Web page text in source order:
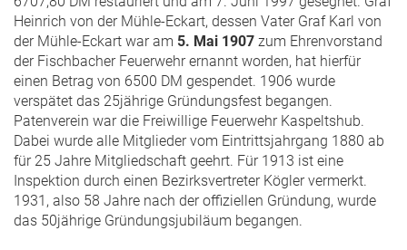
Heinrich von der Mühle-Eckart, dessen Vater Graf Karl von
der Mühle-Eckart war am 5. Mai 1907 zum Ehrenvorstand
der Fischbacher Feuerwehr ernannt worden, hat hierfür
einen Betrag von 6500 DM gespendet. 1906 wurde
verspätet das 25jährige Gründungsfest begangen.
Patenverein war die Freiwillige Feuerwehr Kaspeltshub.
Dabei wurde alle Mitglieder vom Eintrittsjahrgang 1880 ab
für 25 Jahre Mitgliedschaft geehrt. Für 1913 ist eine
Inspektion durch einen Bezirksvertreter Kögler vermerkt.
1931, also 58 Jahre nach der offiziellen Gründung, wurde
das 50jährige Gründungsjubiläum begangen.